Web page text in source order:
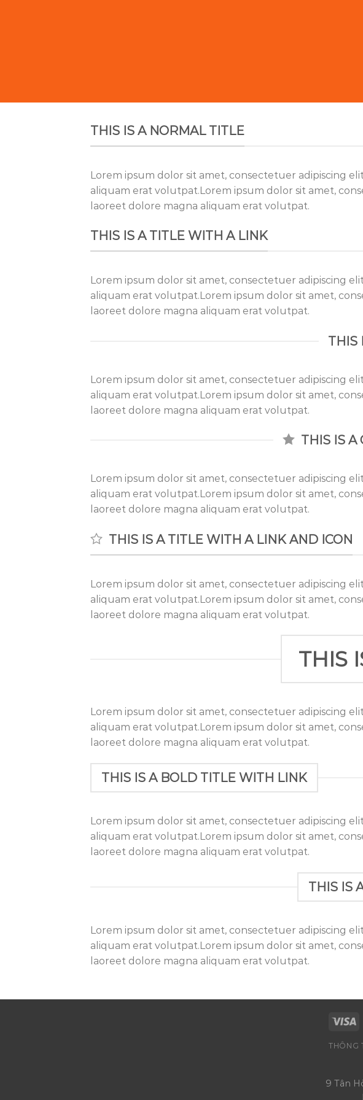
THIS IS A NORMAL TITLE
Lorem ipsum dolor sit amet, consectetuer adipiscing
aliquam erat volutpat.Lorem ipsum dolor sit amet,
laoreet dolore magna aliquam erat volutpat.
THIS IS A TITLE WITH A LINK
Lorem ipsum dolor sit amet, consectetuer adipiscing
aliquam erat volutpat.Lorem ipsum dolor sit amet,
laoreet dolore magna aliquam erat volutpat.
THIS
Lorem ipsum dolor sit amet, consectetuer adipiscing
aliquam erat volutpat.Lorem ipsum dolor sit amet,
laoreet dolore magna aliquam erat volutpat.
THIS IS A
Lorem ipsum dolor sit amet, consectetuer adipiscing
aliquam erat volutpat.Lorem ipsum dolor sit amet,
laoreet dolore magna aliquam erat volutpat.
THIS IS A TITLE WITH A LINK AND ICON
Lorem ipsum dolor sit amet, consectetuer adipiscing
aliquam erat volutpat.Lorem ipsum dolor sit amet,
laoreet dolore magna aliquam erat volutpat.
THIS
Lorem ipsum dolor sit amet, consectetuer adipiscing
aliquam erat volutpat.Lorem ipsum dolor sit amet,
laoreet dolore magna aliquam erat volutpat.
THIS IS A BOLD TITLE WITH LINK
Lorem ipsum dolor sit amet, consectetuer adipiscing
aliquam erat volutpat.Lorem ipsum dolor sit amet,
laoreet dolore magna aliquam erat volutpat.
THIS IS
Lorem ipsum dolor sit amet, consectetuer adipiscing
aliquam erat volutpat.Lorem ipsum dolor sit amet,
laoreet dolore magna aliquam erat volutpat.
THÔNG
9 Tân